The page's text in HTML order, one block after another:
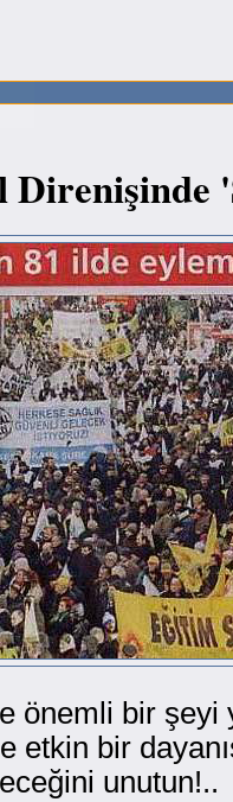
Direnişinde
önemli bir şeyi
etkin bir
unutun!..